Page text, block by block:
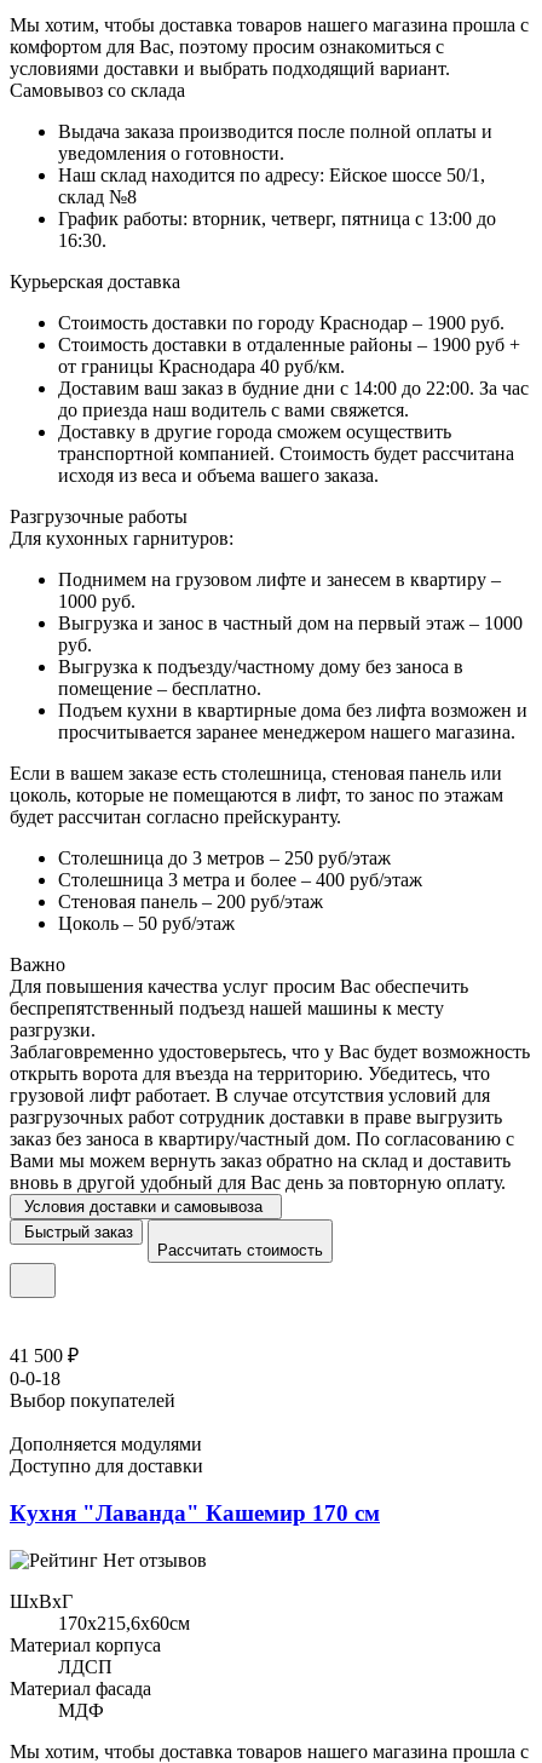
Мы хотим, чтобы доставка товаров нашего магазина прошла с
комфортом для Вас, поэтому просим ознакомиться с
условиями доставки и выбрать подходящий вариант.
Самовывоз со склада
Выдача заказа производится после полной оплаты и
уведомления о готовности.
Наш склад находится по адресу: Ейское шоссе 50/1,
склад №8
График работы: вторник, четверг, пятница с 13:00 до
16:30.
Курьерская доставка
Стоимость доставки по городу Краснодар – 1900 руб.
Стоимость доставки в отдаленные районы – 1900 руб +
от границы Краснодара 40 руб/км.
Доставим ваш заказ в будние дни с 14:00 до 22:00. За час
до приезда наш водитель с вами свяжется.
Доставку в другие города сможем осуществить
транспортной компанией. Стоимость будет рассчитана
исходя из веса и объема вашего заказа.
Разгрузочные работы
Для кухонных гарнитуров:
Поднимем на грузовом лифте и занесем в квартиру –
1000 руб.
Выгрузка и занос в частный дом на первый этаж – 1000
руб.
Выгрузка к подъезду/частному дому без заноса в
помещение – бесплатно.
Подъем кухни в квартирные дома без лифта возможен и
просчитывается заранее менеджером нашего магазина.
Если в вашем заказе есть столешница, стеновая панель или
цоколь, которые не помещаются в лифт, то занос по этажам
будет рассчитан согласно прейскуранту.
Столешница до 3 метров – 250 руб/этаж
Столешница 3 метра и более – 400 руб/этаж
Стеновая панель – 200 руб/этаж
Цоколь – 50 руб/этаж
Важно
Для повышения качества услуг просим Вас обеспечить
беспрепятственный подъезд нашей машины к месту
разгрузки.
Заблаговременно удостоверьтесь, что у Вас будет возможность
открыть ворота для въезда на территорию. Убедитесь, что
грузовой лифт работает. В случае отсутствия условий для
разгрузочных работ сотрудник доставки в праве выгрузить
заказ без заноса в квартиру/частный дом. По согласованию с
Вами мы можем вернуть заказ обратно на склад и доставить
вновь в другой удобный для Вас день за повторную оплату.
Условия доставки и самовывоза
Быстрый заказ
Рассчитать стоимость
41 500 ₽
0-0-18
Выбор покупателей
Дополняется модулями
Доступно для доставки
Кухня "Лаванда" Кашемир 170 см
Нет отзывов
ШхВхГ
170x215,6х60см
Материал корпуса
ЛДСП
Материал фасада
МДФ
Мы хотим, чтобы доставка товаров нашего магазина прошла с